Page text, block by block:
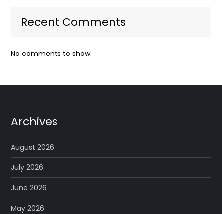
Recent Comments
No comments to show.
Archives
August 2026
July 2026
June 2026
May 2026